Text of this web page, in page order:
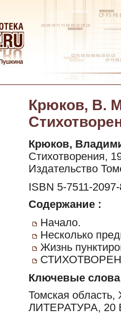
Крюков, В.
Крюков,
Стихотворения,
Издательство
ISBN 5-7511-
Содержание :
Начало.
Несколько
Жизнь
Ключевые слова
Томская
ЛИТЕРАТУРА,